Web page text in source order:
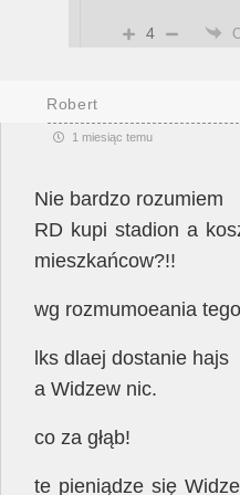
4
Robert
1 miesiąc temu
Nie bardzo rozumiem
RD kupi stadion a
mieszkańcow?!!
wg rozmumoeania
lks dlaej dostanie hajs
a Widzew nic.
co za głąb!
te pieniądze się